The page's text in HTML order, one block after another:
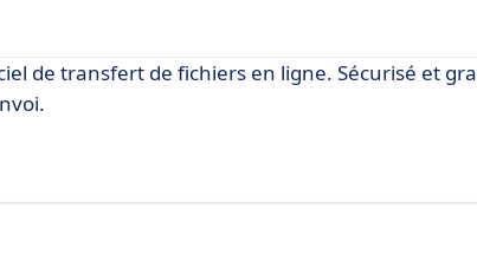
de transfert de fichiers en ligne. Sécurisé et